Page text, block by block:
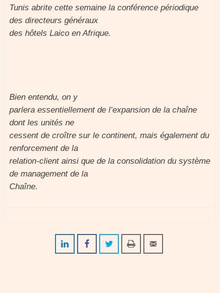
Tunis abrite cette semaine la conférence périodique
des directeurs généraux
des hôtels Laico en Afrique.
Bien entendu, on y
parlera essentiellement de l’expansion de la chaîne
dont les unités ne
cessent de croître sur le continent, mais également du
renforcement de la
relation-client ainsi que de la consolidation du système
de management de la
Chaîne.